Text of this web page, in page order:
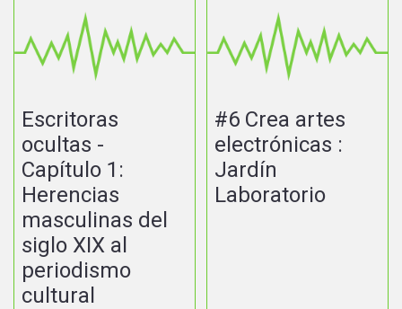
Escritoras
ocultas -
Capítulo 1:
Herencias
masculinas del
siglo XIX al
periodismo
cultural
#6 Crea artes
electrónicas :
Jardín
Laboratorio